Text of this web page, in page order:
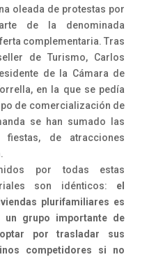
oleada de protestas por
de la denominada
complementaria. Tras
de Turismo, Carlos
de la Cámara de
en la que se pedía
de comercialización de
se han sumado las
de atracciones
por todas estas
son idénticos: el
plurifamiliares es
un grupo importante de
por trasladar sus
competidores si no